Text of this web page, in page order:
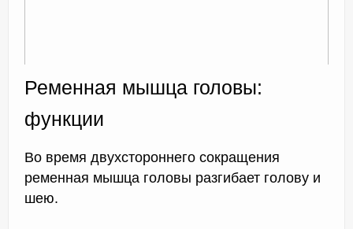
Ременная мышца головы:
функции
Во время двухстороннего сокращения
ременная мышца головы разгибает голову и
шею.